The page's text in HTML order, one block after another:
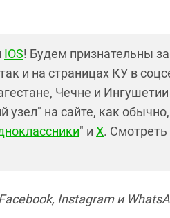
IOS! Будем признательны
и на страницах КУ в
Чечне и
на сайте, как
" и X. Смотреть
Instagram и